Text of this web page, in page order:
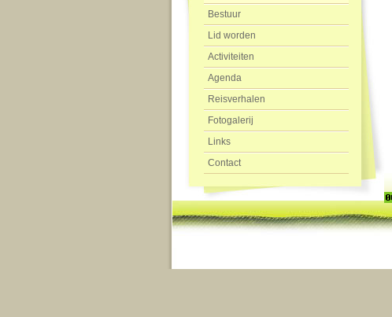
Bestuur
Lid worden
Activiteiten
Agenda
Reisverhalen
Fotogalerij
Links
Contact